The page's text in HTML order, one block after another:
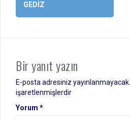
GEDIZ
Bir yanıt yazın
E-posta adresiniz yayınlanmayacak.
işaretlenmişlerdir
Yorum *